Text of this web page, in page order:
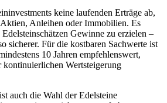
keine laufenden Erträge ab,
Anleihen oder Immobilien. Es
Gewinne zu erzielen –
sicherer. Für die kostbaren Sachwerte ist
10 Jahren empfehlenswert,
kontinuierlichen Wertsteigerung
auch die Wahl der Edelsteine